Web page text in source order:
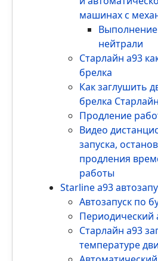
машинах с
нейтрали
Старлайн а93
брелка
Как заглушить
брелка
Продление
Видео
запуска,
продления
работы
Starline a93
Автозапуск по
Периодический
Старлайн а93
температуре